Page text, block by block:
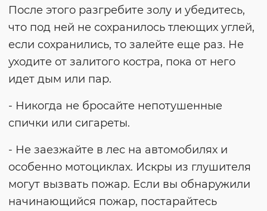
После этого разгребите золу и убедитесь,
что под ней не сохранилось тлеющих углей,
если сохранились, то залейте еще раз. Не
уходите от залитого костра, пока от него
идет дым или пар.
- Никогда не бросайте непотушенные
спички или сигареты.
- Не заезжайте в лес на автомобилях и
особенно мотоциклах. Искры из глушителя
могут вызвать пожар. Если вы обнаружили
начинающийся пожар, постарайтесь